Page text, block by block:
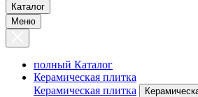
Каталог
Меню
полный Каталог
Керамическая плитка
Керамическая плитка